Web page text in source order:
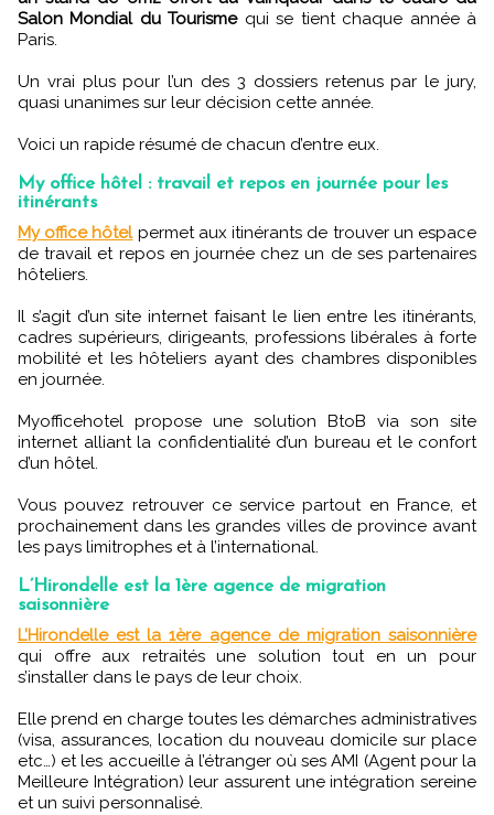
Salon Mondial du Tourismequi se tient chaque année à
Paris.
Un vrai plus pour l’un des 3 dossiers retenus par le jury,
quasi unanimes sur leur décision cette année.
Voici un rapide résumé de chacun d’entre eux.
My office hôtel : travail et repos en journée pour les
itinérants
My office hôtelpermet aux itinérants de trouver un espace
de travail et repos en journée chez un de ses partenaires
hôteliers.
Il s’agit d’un site internet faisant le lien entre les itinérants,
cadres supérieurs, dirigeants, professions libérales à forte
mobilité et les hôteliers ayant des chambres disponibles
en journée.
Myofficehotel propose une solution BtoB via son site
internet alliant la confidentialité d’un bureau et le confort
d’un hôtel.
Vous pouvez retrouver ce service partout en France, et
prochainement dans les grandes villes de province avant
les pays limitrophes et à l’international.
L’Hirondelle est la 1ère agence de migration
saisonnière
L’Hirondelle est la 1ère agence de migration saisonnière
qui offre aux retraités une solution tout en un pour
s’installer dans le pays de leur choix.
Elle prend en charge toutes les démarches administratives
(visa, assurances, location du nouveau domicile sur place
etc…) et les accueille à l’étranger où ses AMI (Agent pour la
Meilleure Intégration) leur assurent une intégration sereine
et un suivi personnalisé.